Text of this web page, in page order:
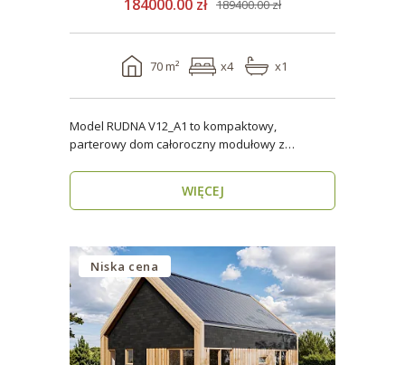
184000.00 zł 189400.00 zł
70 m² x4 x1
Model RUDNA V12_A1 to kompaktowy,
parterowy dom całoroczny modułowy z
WIĘCEJ
Niska cena